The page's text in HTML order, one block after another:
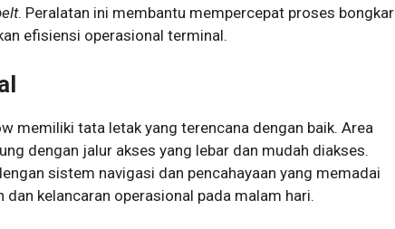
. Peralatan ini membantu mempercepat proses bongkar
efisiensi operasional terminal.
memiliki tata letak yang terencana dengan baik. Area
dengan jalur akses yang lebar dan mudah diakses.
sistem navigasi dan pencahayaan yang memadai
kelancaran operasional pada malam hari.